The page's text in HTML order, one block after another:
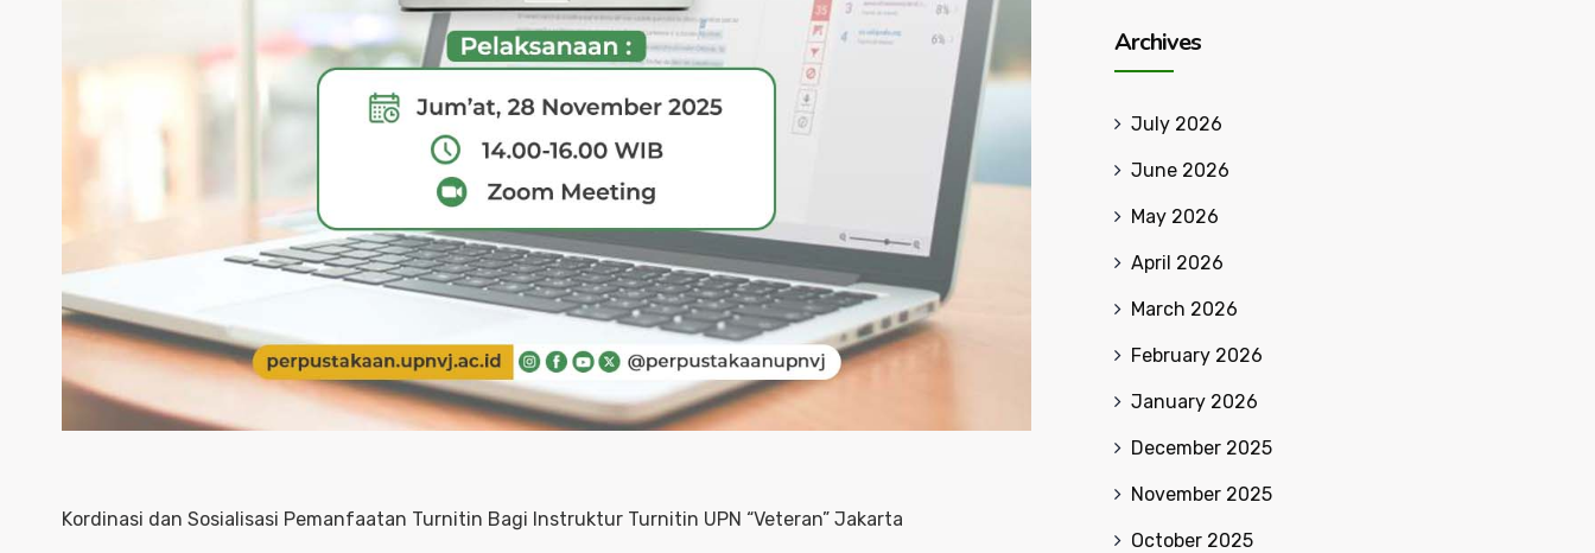
Kordinasi dan Sosialisasi Pemanfaatan Turnitin Bagi Instruktur Turnitin UPN “Veteran” Jakarta
Archives
July 2026
June 2026
May 2026
April 2026
March 2026
February 2026
January 2026
December 2025
November 2025
October 2025